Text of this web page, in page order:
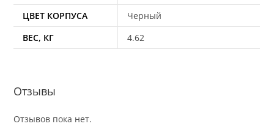
ЦВЕТ КОРПУСА
Черный
ВЕС, КГ
4.62
Отзывы
Отзывов пока нет.